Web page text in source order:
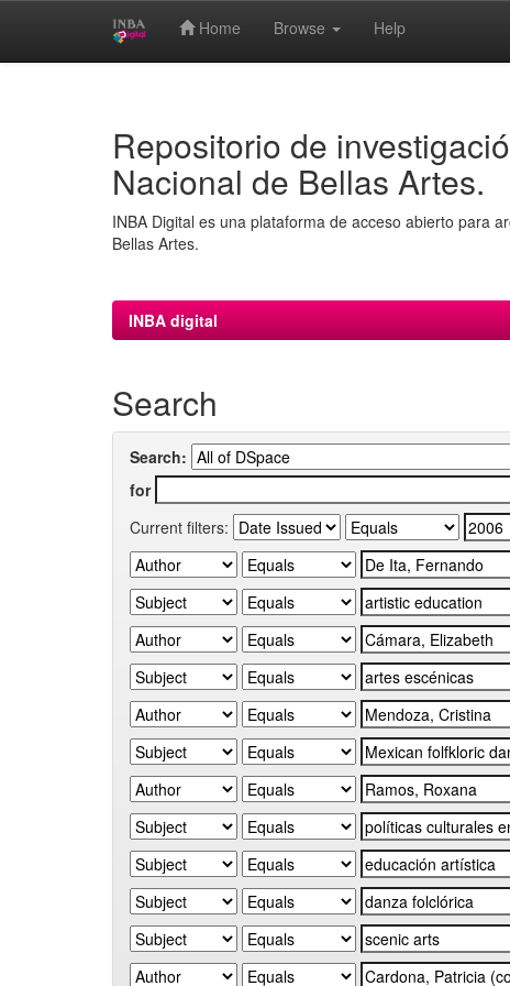
Home Browse Help
Repositorio de
Nacional de Bellas Artes.
INBA Digital es una plataforma de acceso abierto para
Bellas Artes.
INBA digital
Search
Search:
for
Current filters: